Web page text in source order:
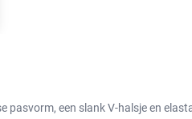
pasvorm, een slank V-halsje en